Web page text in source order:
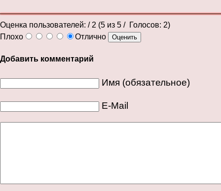
Оценка пользователей: / 2 (5 из 5 / Голосов: 2)
Плохо
Отлично
Добавить комментарий
Имя (обязательное)
E-Mail